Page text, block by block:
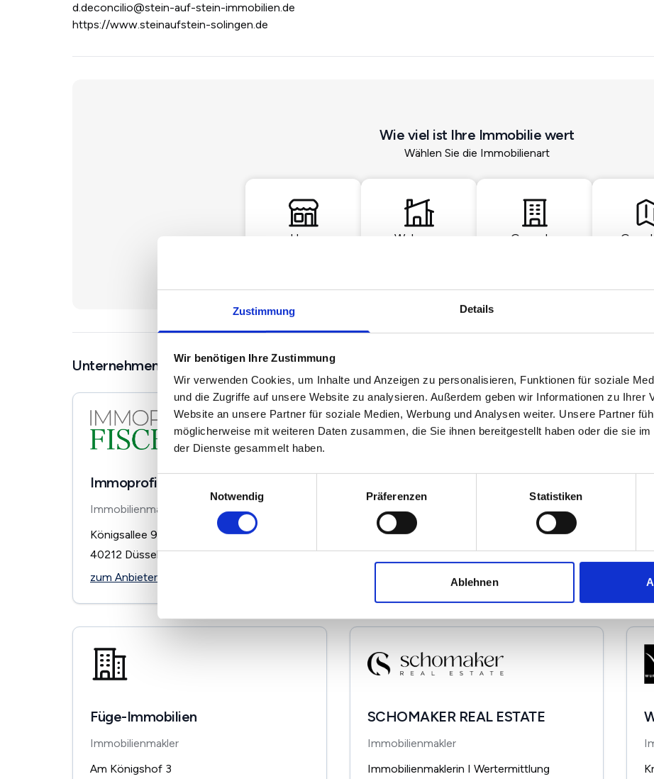
Zustimmung Details
Wir benötigen Ihre Zustimmung
Wir verwenden Cookies, um Inhalte und Anzeigen zu personalisieren, Funktionen für soziale
und die Zugriffe auf unsere Website zu analysieren. Außerdem geben wir Informationen zu Ihrer
Website an unsere Partner für soziale Medien, Werbung und Analysen weiter. Unsere Partner
möglicherweise mit weiteren Daten zusammen, die Sie ihnen bereitgestellt haben oder die sie
der Dienste gesammelt haben.
Notwendig
Präferenzen Statistiken
Ablehnen
d.deconcilio@stein-auf-stein-immobilien.de
https://www.steinaufstein-solingen.de
Wie viel ist Ihre Immobilie wert
Wählen Sie die Immobilienart
Haus Wohnung Gewerbe
Unternehmen in der Nähe
Immoprofi Fischer GmbH
Immobilienmakler
Königsallee 98
40212 Düsseldorf
zum Anbieter
Immobilienmakler
Kölner Straße 23
42897 Remscheid-Lennep
Füge-Immobilien
Immobilienmakler
Am Königshof 3
SCHOMAKER REAL ESTATE
Immobilienmakler
Immobilienmaklerin I Wertermittlung